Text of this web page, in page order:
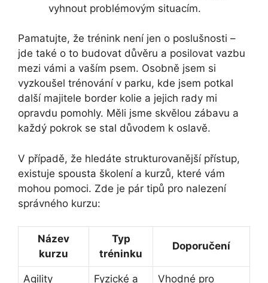
vyhnout problémovým situacím.
Pamatujte, že trénink není jen o poslušnosti –
jde také o to budovat důvěru a posilovat vazbu
mezi vámi a vaším psem. Osobně jsem si
vyzkoušel trénování v parku, kde jsem potkal
další majitele border kolie a jejich rady mi
opravdu pomohly. Měli jsme skvělou zábavu a
každý pokrok se stal důvodem k oslavě.
V případě, že hledáte strukturovanější přístup,
existuje spousta školení a kurzů, které vám
mohou pomoci. Zde je pár tipů pro nalezení
správného kurzu:
Název
kurzu
Typ
tréninku
Doporučení
Agility Fyzické a Vhodné pro